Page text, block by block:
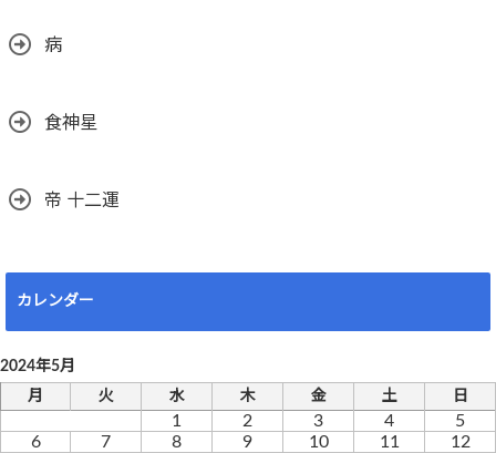
病
食神星
帝 十二運
カレンダー
2024年5月
月
火 水 木 金 土 日
1 2 3 4
5
6
7 8 9 10 11
12